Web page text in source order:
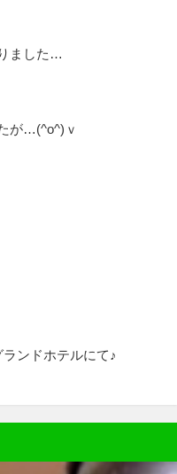
ました…
が…(^o^)ｖ
ンドホテルにて♪